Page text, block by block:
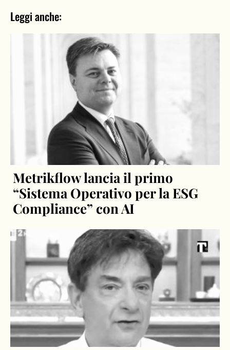
Leggi anche:
Metrikflow lancia il primo
“Sistema Operativo per la ESG
Compliance” con AI